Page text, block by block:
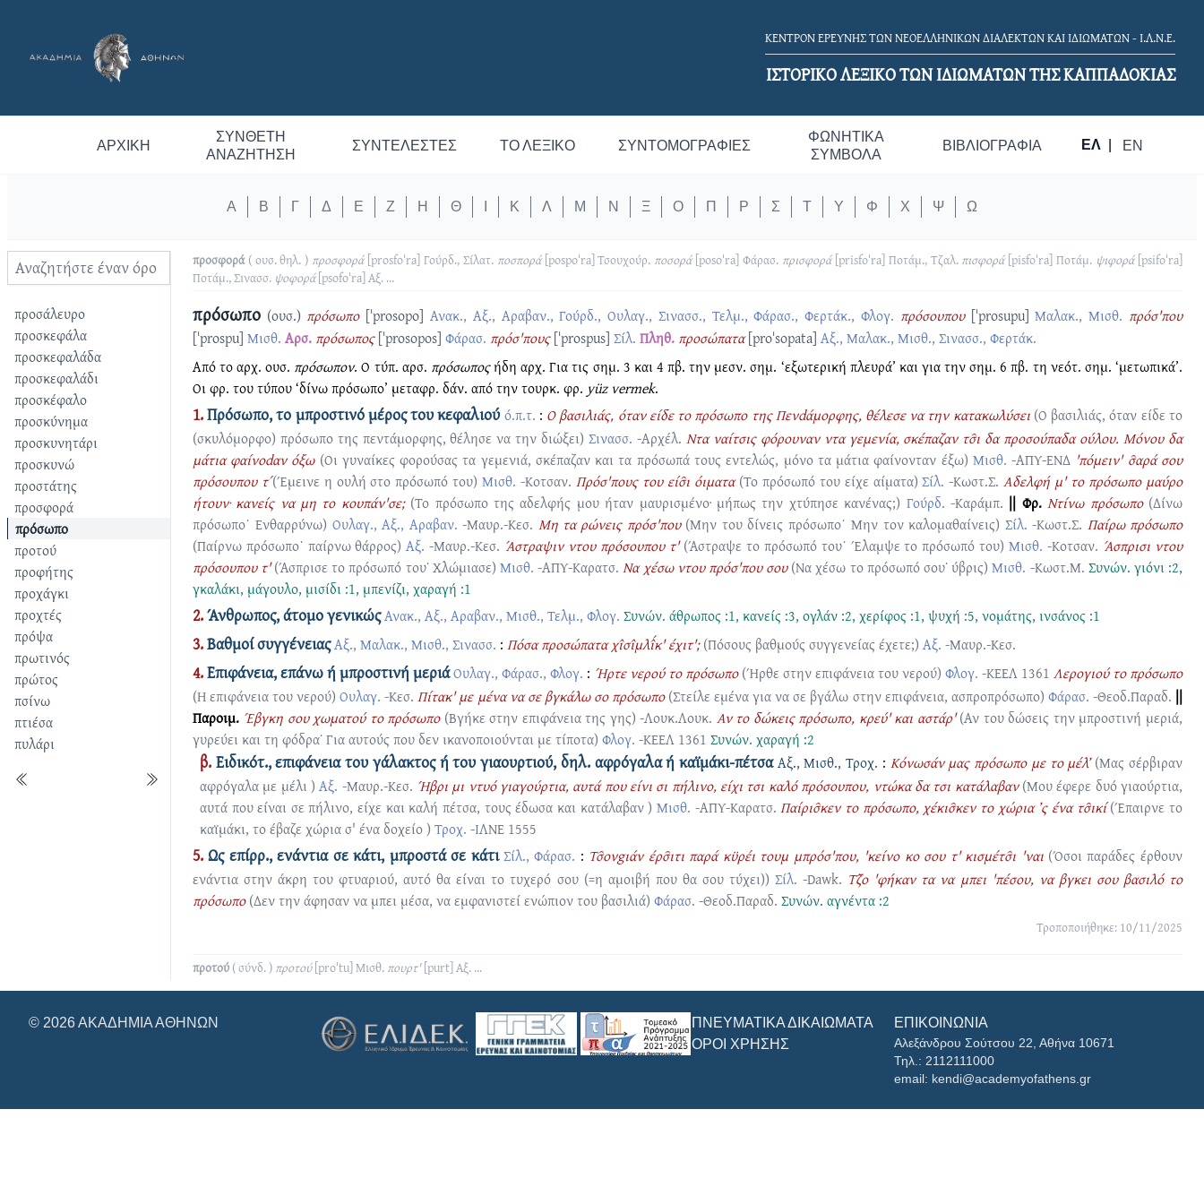
ΚΕΝΤΡΟΝ ΕΡΕΥΝΗΣ ΤΩΝ ΝΕΟΕΛΛΗΝΙΚΩΝ ΔΙΑΛΕΚΤΩΝ ΚΑΙ ΙΔΙΩΜΑΤΩΝ - Ι.Λ.Ν.Ε.
ΙΣΤΟΡΙΚΟ ΛΕΞΙΚΟ TΩΝ ΙΔΙΩΜΑΤΩΝ ΤΗΣ ΚΑΠΠΑΔΟΚΙΑΣ
ΑΡΧΙΚΉ
ΣΎΝΘΕΤΗ
ΑΝΑΖΉΤΗΣΗ
ΣΥΝΤΕΛΕΣΤΈΣ ΤΟ ΛΕΞΙΚΌ ΣΥΝΤΟΜΟΓΡΑΦΊΕΣ
ΦΩΝΗΤΙΚΆ
ΣΎΜΒΟΛΑ
ΒΙΒΛΙΟΓΡΑΦΊΑ ΕΛ EN
Α Β Γ Δ Ε Ζ Η Θ Κ Λ Μ Ν Ξ Ο Π Ρ Σ Τ Υ Φ Χ Ψ Ω
προσάλευρο
προσκεφάλα
προσκεφαλάδα
προσκεφαλάδι
προσκέφαλο
προσκύνημα
προσκυνητάρι
προσκυνώ
προστάτης
προσφορά
πρόσωπο
προτού
προφήτης
προχάγκι
προχτές
πρόψα
πρωτινός
πρώτος
πσίνω
πτιέσα
πυλάρι
προσφορά ( ουσ. θηλ. ) προσφορά [prosfoˈra] Γούρδ., Σίλατ. ποσπορά [pospoˈra] Τσουχούρ. ποσορά [posoˈra] Φάρασ. πρισφορά [prisfoˈra] Ποτάμ., Τζαλ. πισφορά [pisfoˈra] Ποτάμ. ψιφορά [psifoˈra]
Ποτάμ., Σινασσ. ψοφορά [psofoˈra] Αξ. ...
πρόσωπο (ουσ.) πρόσωπο [ˈprosopo] Ανακ., Αξ., Αραβαν., Γούρδ., Ουλαγ., Σινασσ., Τελμ., Φάρασ., Φερτάκ., Φλογ. πρόσουπου [ˈprosupu] Μαλακ., Μισθ. πρόσ'που
[ˈprospu] Μισθ. Αρσ. πρόσωπος [ˈprosopos] Φάρασ. πρόσ'πους [ˈprospus] Σίλ. Πληθ. προσώπατα [proˈsopata] Αξ., Μαλακ., Μισθ., Σινασσ., Φερτάκ.
Από το αρχ. ουσ. πρόσωπον. Ο τύπ. αρσ. πρόσωποςήδη αρχ. Για τις σημ. 3 και 4 πβ. την μεσν. σημ. ‘εξωτερική πλευρά’ και για την σημ. 6 πβ. τη νεότ. σημ. ‘μετωπικά’.
Οι φρ. του τύπου ‘δίνω πρόσωπο’ μεταφρ. δάν. από την τουρκ. φρ. yüz vermek.
1.Πρόσωπο, το μπροστινό μέρος του κεφαλιούό.π.τ. : Ο βασιλιάς, όταν είδε το πρόσωπο της Πενdάμορφης, θέλεσε να την κατακωλύσει (Ο βασιλιάς, όταν είδε το
(σκυλόμορφο) πρόσωπο της πεντάμορφης, θέλησε να την διώξει)Σινασσ. -Αρχέλ. Ντα ναίτσις φόρουναν ντα γεμενία, σκέπαζαν τσ̑ι δα προσούπαδα ούλου. Μόνου δα
μάτια φαίνοdαν όξω (Οι γυναίκες φορούσας τα γεμενιά, σκέπαζαν και τα πρόσωπά τους εντελώς, μόνο τα μάτια φαίνονταν έξω) Μισθ. -ΑΠΥ-ΕΝΔ 'πόμειν' σ̑αρά σου
πρόσουπου τ΄ (Έμεινε η ουλή στο πρόσωπό του)Μισθ. -Κοτσαν. Πρόσ'πους του είσ̑ι όιματα (Το πρόσωπό του είχε αίματα)Σίλ. -Κωστ.Σ. Αδελφή μ' το πρόσωπο μαύρο
ήτουν· κανείς να μη το κουπάν'σε; (Το πρόσωπο της αδελφής μου ήταν μαυρισμένο· μήπως την χτύπησε κανένας;) Γούρδ. -Καράμπ. || Φρ. Ντίνω πρόσωπο (Δίνω
πρόσωπο˙ Ενθαρρύνω) Ουλαγ., Αξ., Αραβαν. -Μαυρ.-Κεσ. Μη τα ρώνεις πρόσ'που (Μην του δίνεις πρόσωπο˙ Μην τον καλομαθαίνεις) Σίλ. -Κωστ.Σ. Παίρω πρόσωπο
(Παίρνω πρόσωπο˙ παίρνω θάρρος)Αξ. -Μαυρ.-Κεσ. Άστραψιν ντου πρόσουπου τ' (Άστραψε το πρόσωπό του˙ Έλαμψε το πρόσωπό του)Μισθ. -Κοτσαν. Άσπρισι ντου
πρόσουπου τ' (Άσπρισε το πρόσωπό του˙ Χλώμιασε)Μισθ. -ΑΠΥ-Καρατσ. Να χέσω ντου πρόσ'που σου (Να χέσω το πρόσωπό σου˙ ύβρις)Μισθ. -Κωστ.Μ. Συνών. γιόνι :2,
γκαλάκι, μάγουλο, μισίδι :1, μπενίζι, χαραγή :1
2.Άνθρωπος, άτομο γενικώςΑνακ., Αξ., Αραβαν., Μισθ., Τελμ., Φλογ. Συνών. άθρωπος :1, κανείς :3, ογλάν :2, χερίφος :1, ψυχή :5, νομάτης, ινσάνος :1
3.Βαθμοί συγγένειαςΑξ., Μαλακ., Μισθ., Σινασσ. : Πόσα προσώπατα χι̂σι̂μλι̂́κ' έχιτ'; (Πόσους βαθμούς συγγενείας έχετε;) Αξ. -Μαυρ.-Κεσ.
4.Επιφάνεια, επάνω ή μπροστινή μεριάΟυλαγ., Φάρασ., Φλογ. : Ήρτε νερού το πρόσωπο (Ήρθε στην επιφάνεια του νερού) Φλογ. -ΚΕΕΛ 1361 Λερογιού το πρόσωπο
(Η επιφάνεια του νερού)Ουλαγ. -Κεσ. Πίτακ' με μένα να σε βγκάλω σο πρόσωπο (Στείλε εμένα για να σε βγάλω στην επιφάνεια, ασπροπρόσωπο) Φάρασ. -Θεοδ.Παραδ. ||
Παροιμ. Έβγκη σου χωματού το πρόσωπο (Βγήκε στην επιφάνεια της γης)-Λουκ.Λουκ. Αν το δώκεις πρόσωπο, κρεύ' και αστάρ' (Αν του δώσεις την μπροστινή μεριά,
γυρεύει και τη φόδρα˙ Για αυτούς που δεν ικανοποιούνται με τίποτα) Φλογ. -ΚΕΕΛ 1361 Συνών. χαραγή :2
β.Ειδικότ., επιφάνεια του γάλακτος ή του γιαουρτιού, δηλ. αφρόγαλα ή καϊμάκι-πέτσαΑξ., Μισθ., Τροχ. : Κόνωσάν μας πρόσωπο με το μέλ’ (Μας σέρβιραν
αφρόγαλα με μέλι )Αξ. -Μαυρ.-Κεσ. Ήβρι μι ντυό γιαγούρτια, αυτά που είνι σι πήλινο, είχι τσι καλό πρόσουπου, ντώκα δα τσι κατάλαβαν (Μου έφερε δυό γιαούρτια,
αυτά που είναι σε πήλινο, είχε και καλή πέτσα, τους έδωσα και κατάλαβαν )Μισθ. -ΑΠΥ-Καρατσ. Παίρισ̑κεν το πρόσωπο, χέκισ̑κεν το χώρια ’ς ένα τσ̑ικί (Έπαιρνε το
καϊμάκι, το έβαζε χώρια σ' ένα δοχείο ) Τροχ. -ΙΛΝΕ 1555
5.Ως επίρρ., ενάντια σε κάτι, μπροστά σε κάτιΣίλ., Φάρασ. : Τσ̑ονgιάν έρσ̑ιτι παρά κϋρέι τουμ μπρόσ'που, 'κείνο κο σου τ' κισμέτσ̑ι 'ναι (Όσοι παράδες έρθουν
ενάντια στην άκρη του φτυαριού, αυτό θα είναι το τυχερό σου (=η αμοιβή που θα σου τύχει))Σίλ. -Dawk. Τζ̑ο 'φήκαν τα να μπει 'πέσου, να βγκει σου βασιλό το
πρόσωπο (Δεν την άφησαν να μπει μέσα, να εμφανιστεί ενώπιον του βασιλιά) Φάρασ. -Θεοδ.Παραδ. Συνών. αγνέντα :2
Τροποποιήθηκε: 10/11/2025
προτού ( σύνδ. ) προτού [proˈtu] Μισθ. πουρτ' [purt] Αξ. ...
© 2026 ΑΚΑΔΗΜΊΑ ΑΘΗΝΏΝ
ΠΝΕΥΜΑΤΙΚΆ ΔΙΚΑΙΏΜΑΤΑ
ΌΡΟΙ ΧΡΉΣΗΣ
ΕΠΙΚΟΙΝΩΝΊΑ
Αλεξάνδρου Σούτσου 22, Αθήνα 10671
Τηλ.: 2112111000
email: kendi@academyofathens.gr